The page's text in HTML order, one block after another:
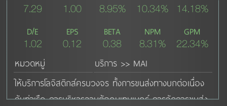
7.29 1.00 8.95% 10.34% 14.18%
D/E
1.02
EPS
0.12
BETA
0.38
NPM
8.31%
GPM
22.34%
หมวดหมู่
บริการ >> MAI
ให้บริการโลจิสติกส์ครบวงจร ทั้งการขนส่งทางบกต่อเนื่อง
กับท่าเรือ การบริหารลานตู้คอนเทนเนอร์ การจัดการขนส่ง